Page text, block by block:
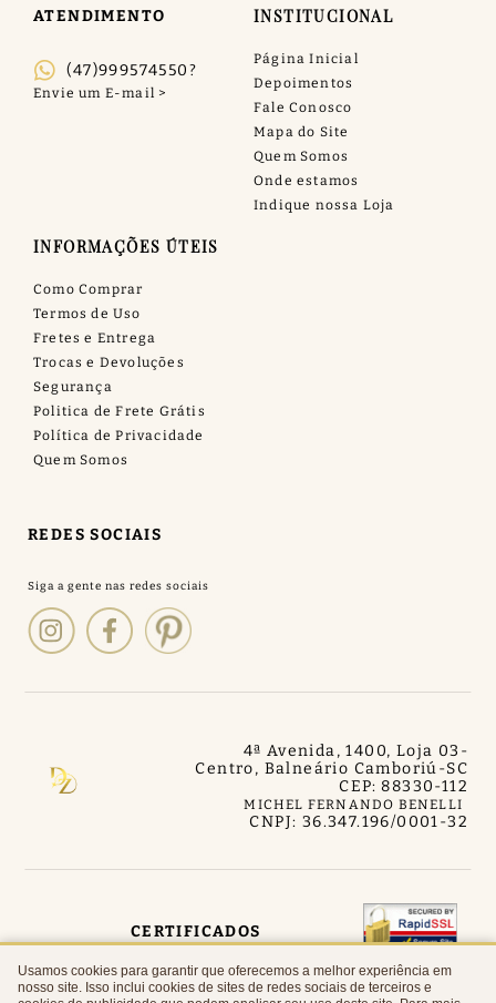
ATENDIMENTO
(47)999574550?
INSTITUCIONAL
Página Inicial
Depoimentos
Fale Conosco
Mapa do Site
Quem Somos
Onde estamos
Indique nossa Loja
INFORMAÇÕES ÚTEIS
Como Comprar
Termos de Uso
Fretes e Entrega
Trocas e Devoluções
Segurança
Politica de Frete Grátis
Política de Privacidade
Quem Somos
REDES SOCIAIS
MICHEL FERNANDO BENELLI
4ª Avenida, 1400, Loja 03 -
Centro, Balneário Camboriú-SC
CEP: 88330-112
CNPJ: 36.347.196/0001-32
CERTIFICADOS
Usamos cookies para garantir que oferecemos a melhor experiência em
nosso site. Isso inclui cookies de sites de redes sociais de terceiros e